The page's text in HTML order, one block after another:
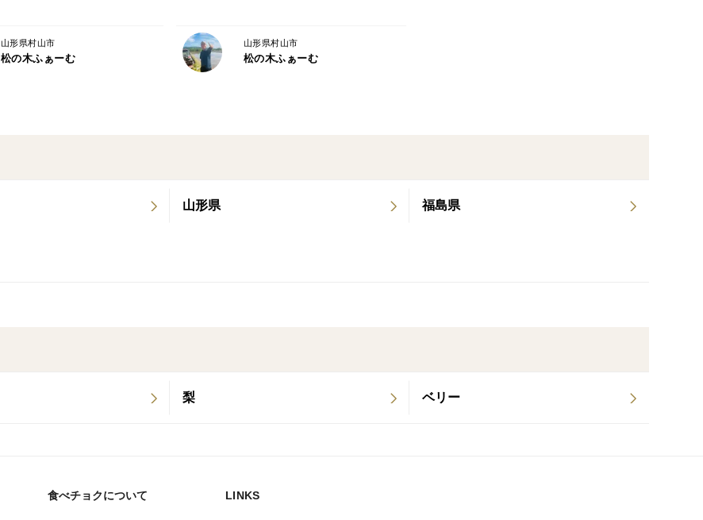
✅ クール便でのお届け
✅ お受け取りができない場合、品質が下がる可能性がございます
山形県 福島県
梨 ベリー
山形県村山市
松の木ふぁーむ
山形県村山市
松の木ふぁーむ
食べチョクについて LINKS